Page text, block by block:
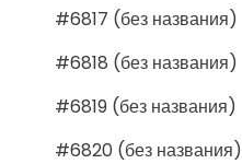
#6817 (без названия)
#6818 (без названия)
#6819 (без названия)
#6820 (без названия)